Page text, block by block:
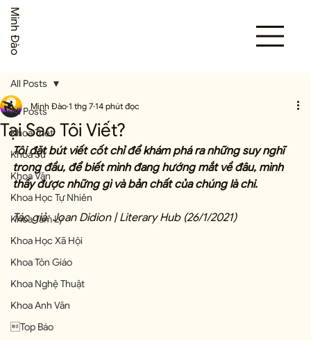
Minh Đào
All Posts
Khoa Triết
Khoa Sử
Khoa Văn
Khoa Học Tự Nhiên
Khoa Tâm Lý
Khoa Học Xã Hội
Khoa Tôn Giáo
Khoa Nghệ Thuật
Khoa Anh Văn
Top Báo
All Posts
Tại Sao Tôi Viết?
Minh Đào 1 thg 7 14 phút đọc
Tôi đặt bút viết cốt chỉ để khám phá ra những suy nghĩ
trong đầu, để biết mình đang hướng mắt về đâu, mình
thấy được những gì và bản chất của chúng là chi.
Tác giả: Joan Didion | Literary Hub (26/1/2021)